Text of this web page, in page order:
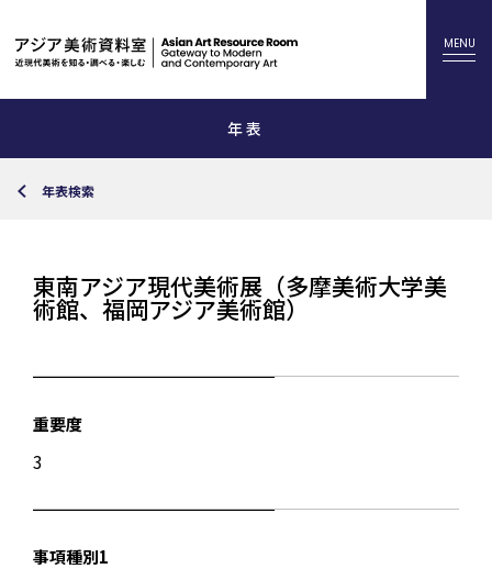
年表
年表検索
東南アジア現代美術展（多摩美術大学美
術館、福岡アジア美術館）
重要度
3
事項種別1